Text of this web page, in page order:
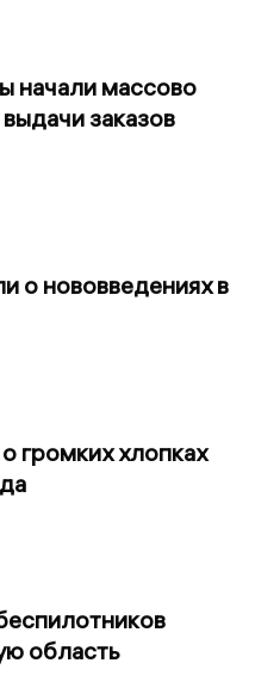
начали массово
заказов
о нововведениях в
громких хлопках
область